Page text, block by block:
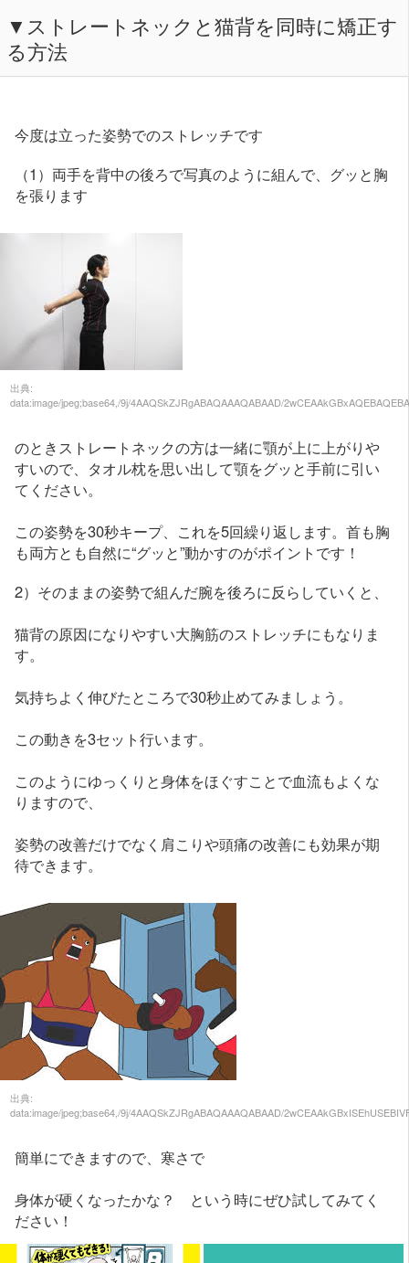
▼ストレートネックと猫背を同時に矯正す
る方法
今度は立った姿勢でのストレッチです
（1）両手を背中の後ろで写真のように組んで、グッと胸
を張ります
出典:
data:image/jpeg;base64,/9j/4AAQSkZJRgABAQAAAQABAAD/
のときストレートネックの方は一緒に顎が上に上がりや
すいので、タオル枕を思い出して顎をグッと手前に引い
てください。
この姿勢を30秒キープ、これを5回繰り返します。首も胸
も両方とも自然に“グッと”動かすのがポイントです！
2）そのままの姿勢で組んだ腕を後ろに反らしていくと、
猫背の原因になりやすい大胸筋のストレッチにもなりま
す。
気持ちよく伸びたところで30秒止めてみましょう。
この動きを3セット行います。
このようにゆっくりと身体をほぐすことで血流もよくな
りますので、
姿勢の改善だけでなく肩こりや頭痛の改善にも効果が期
待できます。
出典: data:image/jpeg;base64,/9j/4AAQSkZJRgABAQAAAQABAAD/2wCEAAkGBxISEhUSEBIVFRUVFxcWFhYVFxgVFxcVGBUWFhUVFRYYHSggHxolGxgXIT0iJSkrLi4uFx81ODMsNygtLisBCgoKDg0OGxAQGy0lHyUtLS0tLy0tLS0tLS0tLS0tLS0tLS0tLS0tLS0tLS0tLS0tLS0tLS0tLS0tLS0tLS0tLf/AABEIAMIBAwMBEQACEQEDEQH/xAAcAAABBAMBAAAAAAAAAAAAAAAAAwQFBgECBwj/xABJEAABAwEEBQYMAwYEBwEBAAABAAIDEQQSITEFBkFRYRMicYGRoQcjMjNCUnJzsbLB0WKSsxQkU4LC4aKk0vA0Q3SDk8PxZBX/xAAaAQEAAgMBAAAAAAAAAAAAAAAAAgQBAwUG/8QAMBEAAgEDAwIFAwUAAgMAAAAAAAECAwQREiExMkEFE1FhcSIzgRQjQpHwodFSweH/2gAMAwEAAhEDEQA/AO4oAQBVAQmk9bbDZ6iW0x3hm1p5R/5GVPcsZBVtJeFaFtRZ7PJIdheRE3+p3aAsakZwVbSPhGt8tQx7IRs5NlXU4ukvdwCw5GcFattulmNZ5ZJTn4x7ngdAJoOpRyzOBusAEAIAQAgBACAEAIAQAgBACAEAIAQAgBZBb9Gn9yFP4T+68F0qf2vwc2p938kpEagHgPgtyNJshgEBVtcbXVzIhsF93Satb3Xj1hc6/qbKB1PDqe7mVxco64IAQHZdI+FKyMwgjlmO+nJs6y/ndjSulqRy8FX0j4TrbJhE2KEcAZHj+Z1G/wCFR1GcFW0hpi0z+ftEsnBzjd/IKN7ljLM4GLRTAYLAMrABACAEAIAQAgBACAEAIAQDiwWJ0z7jCAbrnc6tDQtFKjLys8cltpU9bwjXVqaFlmtrskkRpKwt3HNp6HDDqzWJ0pR5MwqRlwIrWTBACAFkAsAGAuN1oLjuaC49gUlFy4MOSXJJWfQVof6AYN7zTuFT20W6NrNmiVzBe5YNGRFtmLCalvLNqMMnvCuwWIYKk3meR/ZjzG+y34BTXBrlyKLJEEMnP9MPJtEpcKG+RTgKBv8AhAPWuFeNuq8noLJJUVgZqsWgQAgF1eOaCwAQAgBACAEAIAQGHOAzNOlZBryzfWHaEwDYEHEYoDKwAQAgBATGqg/eD7t3zxq3adTKt30oslh50fOxqX1rjUX3YGquR3W5Tk8PYjrdq5G7GI8mdwxZ+XZ1ELVO3jLjY2wuJR2e5X7boyWLy2c31285vXtHWAqc6EolynWjI0s9gmk8iJxG8i6O11AepYjRnLhGZVYR7kpZ9WJD5x7W8GgvPaaAd63xtH/JmiV0uyJODV+zsFXAvptkOH5RRvct8aNNGiVepLgW/wD6dnjF1hB/DE28P8IujrIU9UVwQ0SfI2l004+RHTi939La/FY1+xJU/V/0L6IcXQG9SpdNWgoMZH5Cp3rMN4kZrEh3YDWKM/gZ8oUo9KIy6mLrJEEBTtb4wJ2kDF0YrxIc4A9lB1LleIpakzseGN6WiEXOOmCAEAurpzQQAgBACAEAIAQCc8waKnqG9ZSyBvZrK6ar31DBuFSeDQoVKyh9K5N1Gg6m74Njowki4ySm0vLW4dFKqP6jT1NE/wBNl/SmaWqxyQGrTVu/6OCnSrRqbdzXWt5Un7C1mtQfhkd32U3Fo0p5F1EyCAEBM6pDx7vdn52K3adTKt30osejfNN6/mKuQ4Kc+pjlSIGUMkVa9MXXOYyMuLTQlzg1taA4Uqdu5RcycYZ3bGUukZnemGD8DRXtdXuAUMyfJsUIoaPZexeS873kup0XsupMEsmyGAWQTGgfMkfjk+Yn6rMOP7NdTqHOi/MRe7j+QLMOlEJ9THKkRBAVHXIeNZ7H9RXL8R5idfwziRArmnUBACAXV05oIAQAgBACAFkGskgaCTsWOTOO4ho+yGZxe/yRhTfw6FCvW8tYXJvtqHmPVLgslis198cTaNvvZG2uDQXODR1YqhCLqSw+50ZyVOGccCALw57JI3sLHFtHtLCQCQHXTvpx6VOtS8t4IUKvmLODMjA4EEVBwK1RbTyjdJJrDK3a9GvjJIxa3EO4V+K6dOvGaXqzk1beUG32HkD7zQTtCk9jSjdYAICa1PxlcRlyZx2HntrQq5aLdlW76UWLRnmmdH1VuPBTn1McqRAEMlZtXnZfb/patS7lhcITQAgBACAmNX/Nu9474NP1UocM11OUONEeYi92z5Qsw6URn1MdKRAEBUtcvOx+wfmK5fiPMTr+GfyIBc06gIAQC6unNBACAEAIAQAgE7YwuEcTc3m+ejJteFMepaoySk5vhbFlweiNNcvf8ExBCGNDW5Af7Koyk5PLOlCKjHCFGhpID3sY1xDS95oxoJpVx3KVKm5y2MyajFuXBNWzVm1AcqwC0sdjysDuWDtxw5xwpvW+pbT55NNKvQksRePkioWNvObIbpuyXbwfQS3DyfKBnOu3qVAx6qqFKMYz/cM3KqaMwIzSDS2B4c4OIFLwBaHY0BAOPakNPnfTxk1z1Kg9fJNat6gWy0QxyARxxvaHNc9+Ja4VBDWA79tF0HHLOVkuGjvBREKG0Wl7+EbRG3oJN49hCzpGSz6O1LsENCyzRuIydJWVwO8GStOpZwYyQ+uwAtEAAoBFJgPbj+ys2/LK1zwir6K8zH7I+CtR4Ks+pjpZIAgKxavOy+2flatXcsrhGiAEAIAQEvq6ea/3n/rjKlDua6nK+BzokeIi9ho7lmHSiM+pjpSIAgKlrl52P2D8y5fiPMTreGfyIBc06oIAQC6unNBACAEAIAQAgHGihevvOJrcB3NaBQBU7j6cRXHJ0rX6k5vn/bD9Vi2V/TtrvOuA4Nz6f7D4rp29PTHJz76p9SprtyN9F6Uns7r1mlfE78DiAT+JuR6wVY4OelnYt1qtsszuUndfkcG3nUAqQ0DADAZbFyq8tUzvxhogof7JFadceRcBmSAOmtfopWy/cyV7t/tfOx6E0HGxtnhbG5r2NjY1rmkFrg1obUEbMF08nI4HyAEBR9dj+9R+5PfIPsrFv3K1zwisaK8zF7DflCtR4RVn1MdLJAEMlYtPnZfbPwC1d2WFwjRACAEAICV1dyk94P041KHc11ew80Z5pnRTsJWYcEZ9THKkQBAV7WrR0kl2RgDgxpBHpZ1qN+WWfSqN5QlUSa7F+xuIU21LuVMFchprk7aknujKwZBALq6c0EAIAJQDqwaOnn8xDJLxYxzm9bgLo6yspNjJN2HUm0P87JZ4Bt5SZhcP5WEjtIUlExkm7LqboyP/AIvSkbiM2skiiHXUud2EJhLkLL4K3bYIGTztshrBylYzzjUGNl7F2JF69jt6FQumnPY6lpFqG6Eiq6eGW08PI/fbopWhlrssU4aA1rx4mYACgAlZmANhBVyF12ZWq2lOo8rZ/wBkXa9A2MES2aaUUIPITMBdn6MrDdIHEArdKtFx2NNGylGonLDQquY3kvt5YytjC+SJjReNb10ZkijWAcS4061Yo7Rb/BUrtOST4W56B0Ho8WeCOEY3GgE73Zud1uJPWujFYSRypS1NsfqRgEBRtdf+KZ7kd8jvsrFv3K1z2KzonzEXu2fKFajwipLljpZIggKxafOy+2fgFq7ssrhfBogBACAEBKavf832mn/A0fRSh3IVOw90b5tvS4dj3BZhwQnyOVIgIWy2xxAGVwaDgMySc8AMSoymobyZOFOU3iKyRsWsMMjzGLwDhRrnCgc44XaHEdefZXRG7pyelMsO0qQipNEF+ytkY0nA3W84Z5DPesTpRnHDJwqypvYi5GFpLTmP9gjguPVpOnLSzsUqqqRyjVazaLq6c0EAIBzoqUNmjeWco2ORj3NwANxwddJOGzj0KLqRhuzZCjOpskWjTWtFqtPNc/k4/wCFFVrafid5Tu4cFVqXMpcF6lZwjvLcghC0ZNb2BV9TLOlLsItwloPUr3j7La96X5Cxn/f7sOVpJAgBACA1kkDRVxAWVFvgw2lyWvwdw2F0hltD2ttDXtELXvLDdDa1DTQOq5x3+SDguhbwSjvzk5d1OTnwdZBVoqGUAICia6H97HCBnfJL9lZt+JFW57Fb0V5iL3bPkCsx4KsuWOlkiCArFp85L7Z+AWruyyuF8GiAEAIAQEnq+cZf5Pg77LMOWQqcIfaN83/PJ+q9SjwQnz/vQ00ppJkDLzsScGtGbj9uKjVqxpxyydGjKrLTEo1ttj5n35DU5AbGj1WjcuHWrSqvLO/RoRpRwhBaTcOIbY9tADUDYd3A5/FW6d5OOz3KdSzhLdbC7y2alOa8bDjUbab1abhcr3Kq120svdGRos+v/h/uo/oY+rJfrpeg24DE7hmtDaSyyai5bIcxWInyzTgM+s/btVapcdol6nZ95/0Lixx+oD04/FaHWm+5ZVCmv4izQBgMBuWttvk2YS7GUMggGzvPD2PqVuX2n8kP5f73HK0kwQAgBAJzsq128gjuUoSxJEZLKNbMQ6NtRUEUIOOWClUWmbMRw4j2x26eEUgnliAyax5DR0MNW9ylG4qR4ZqlbU5dv6L9qFrbJLJ+zWt99zgTFIQ1pcQKujcGgC9QXgQMQHbhW7Qr69nyUbi38vDXBfQrBVKFrqf3s/8ATx/qTqzb8Mq3HMSA0aPExe7Z8oVmPBVlyOFkiCArFp85L7bvotXdllcI0QAgBACAkdAHny9EZ75FKHLIVOELftghgfI4E3ZJRQbSZngDhic1FzUIOTMxpupUUV3wUy2Wp8ry+Q1J7ANjW8Fw6tZ1Zamd6hRjSjhCK1G4EAIAWYtxexGUVJYY7ZpF4FKA8TmelXo30kuCk7GLfJtoSUOZlzhg47TuKo3SalvwX7NxcNuSRVYtggBACAEA1kPjm+z/AKz9Fvj9p/JB9X+9x0tBMEAIAQAiMDbR3kAbvrQ/Vbrjr/oxEcrSSMse5pDmOuvaQ5jtzmmrT0V2bRUKUJaZJkKkFOLTO1asadjtkAlZQOFGyMrjHJTnNPDaDtBBXXjJSWUcSUXF4ZVtdj+9v4WeP57QrdvwynccxIWwjxUfsM+UKzHhFWXIsskQQFYtHnJPeOWruyyuEaIAQAgBAP8AQPnJPYj+aRShyRqcIR0y6lkk4zOH+YJVe42oSNtr9+JVFxDvggBACAEALGEBPQEtJLvrA9ox+6tXccwz6FazliePUsS5x1AQAgBACAayDxoPQD2SfcKxH7LCg8OS4yv/AGOlXAIAQAgBANdH5O6R8APorFflfBhbY+EOlXMggF9H22WzyCazvuSAUrSrXNzuSN9JveNhC20q0oP2NFahGot+Sc0jrG21SOke3knmBjC0mrS5pmLrjto5wwNDwXZtK8JJ77nDu7epBptbIXso5jPZb8oV9cI50uWKLJEEBWJ/OSe8d8VqXcsrhGiAw5wAqSAN5wR7bsylkZP0rGMiXdA+9FqdaKLELSrJcC1ntrHmgJB3HA9WxShVjPgjWtqlLrRL6C86/wBhvc533W2PJVnwGkbI+WzyMjFXCVzgK0rSUuIFdq1VoOdNxRsozVOqpPjYp72kEgggjAgihB4grhyhKDxJHfhOM1mJqXBYSb4QckuWPbNoqeTyInU3uFwdrqdysRtKsuxXneUo9zU2B9CcKgkUBqeaSDTDgtjsp42e5BXsdWMDVUmsPBcTysghka6G88zr+Uq7cfbZStfuotC5R2AQAgBAayvugk//AHcApRi5PA9huWENJ9Lyj7Qxp0YAdS6CgsaTr/ptFq4d8Z+WOWmoqNuK5px08rJlDIIAQAgGtiwrxoR0EuorNwniL9iUoOKjnukOlWIggBABFcDj0pnHAe/JIaM0lc5kh5nouOJbwcfV47NuGXZs77P0T5OHfeH4/cp8d0Ty6pxQQFYmBMkgGZlcBsxLqCp3V2rS3jLLUVnBa9O6iywQCSFzp3tBMrA0AnDOFuZp6pJJ2Y4HQq3qjf5PocutE7pDV/U3YP78VonUcmdm2s4U1l7sTWouY7A15FCMxiOkKSeGaqkdVJp+hdNCHxp4x/Bw+66cOTys+PySlh9P3j/jVSia5dvgLbo6KWnKsDiMjiCOF4UNOCxOnCXUsmYVZw6WZsthii83G1vEAVPSc1mMIx4RiVSUuWOVIgVOmL/eSfqOWpFoitJWa6bwydnwd/f49K515Q/mvydCzr/wf4Ga550RLQlGuL3VwFBQE4n+3xVu4i5R0op20owlqkTX7c3c78qp/p5l79VTMG3N9Vx6h9Sitp+xh3dMsmqmrM1vjfIx7Imtfc59XEuDWuPNbQUo4Y16lujaZ5ZqlfY6UMNM6PfZZ3WeUtLgA4FtS1wcKilQDXPDhtWmrRcH7FijXVRcEa43ncGntd/b49C229PC1M61hQ1S8yXC4N1YOua2XAXfVNB0Zt7sOpUa8cSyedq0/Lm4e+3wLLSawQAgG8zrxuDIeX/o+/DpVqhT/kyxa0HWnv0rn/r/ALMnBzT0tPQcu8DtW2tHMC54jT+mMl2ePw//ALgXVA5YIAQAgBASuiLexjCyRwbdPNr6pxoOg1HRRd2yuouklN8bHnb+0mquYRbTNbbrVZo3XSXuNMbrcBw5xGP3Vp14dil+mn32K+/TkLnPPOAc5xoW7Ca40qo+bHc3+VIv3g/8IJe4Wa1nM0hlJqaDJkp30yd27zVck3sX5W0o01JkP4Uv2QSeIYwSyOa9z24VF2QPcaYEOJjodpjedtTGRYsnNvOdihuKgdCT2FLPFec1u8ivRt7qqVNZlgr3k1Tov+i3aGPj/wDtv7nx/ddJdR5mfSS1jzk94flafqprua5Lj4HKyRBDAIZKtIOfJ7yT53LUix6fBHaWtzGNLTznEeT9TuWurJJYZtpxec+hWjKTtKpeXH0LnmS9SYjYGigUcmDZYAIDs3gkjpYK+vLIewhn9K2x4Isp/hLha/SD65iOLI4+ka/73Knc1HCXtg6Nmk4v5K02z0FLzqdX2Wh3EvY6kbirGOmMtvwZ5D8Tu3+yx58zDuK3/m/+P+jV9lB2npwJ7SFnz5d8EZzlPqefnBj9ncMpD11P1WPNi+Yo1hycgyeD0inwCaqb7GMMx438PUMeqposrys8syks78f8g1waKXXDqr1kiqtKpB8M69K8oQiorKS9UD3BwIaQTmBXaMRh0qWMo3VZU69KSi0x3AwvaXMaXNa2+4gVDWYC87cMf90KoeXLLwuDgOpFYy+TVayYIAQAgE7RMGNLjsFfsFKEdUkiE5qEdRUZHlxLjmTUrsRWlYXY4cm5PLMwtqUb2N1vDVMkI3lpBaS0jEFpIIOwgjEFajsuKaw+AkkJJc4kk4kuJJJ3knElDCSitjQb1kJNvLJPRtlBF5wBrlUVw39f0VOvV3xFkNKnyth0bU+znlIwCLrmivoXi014jm5cdytW15LGl9ihX8PjKeU8J8kPaJnPJc8lxJqSd/RkMgpyk5PLLtO2pU1hJD3QulHwvbQm4SA5uyhNKgbCM+pbaVWUZFW+tITpuSWGjoK6Z5kwsAoundKcnJIxmL77sdjamvaqtSenKLtOGpJlYe8kkuNScSSq3O5ZLTo7weaRmjbKyABrxVt97WOpsJa7EVz6CEAyWkmCAEB3PwaRXdGwceUd+aV7h3ELauCLOX+Fed0elHOb/CiqN4ocCtyt41qbT5M06rpyyiJslvZJkaH1Tn1b1x61rUov6lt6nXpXMKnD3HSrm8EAIAQAgBAYewHMA9KypNcDG+TpXgq0S1lmllujx8hzxqxguUNdl7lD1rq0c6Ms41y06jwQ+t2pT4S6WyNL4czG2pdHvuj0mcBiOIyr1rfvEsW91haZlOBriFROjkEAIBjpoeJd/L8wW+2+4itdfaZWV1DkDiybepQkX7Jcv4HFeBUS/qzwmFN6GcZ5HlisZfi7yfm4DhxVerVUdlyRf1bLj/cEwAqOfUmYc0EUORwKynjcNZ2ZAzxXXFu74ZhdKEtSyYhwKaPhvyxs9Z7R1Vqe4FbqazJI0Xc9FGT9jpRXVPIlX1p1k5KsMB8Z6TvU4D8XwVerWxsizRo5+plGY1znAAFznGgAq5znE4ADMklVC6dj8HvgyEd206QaHSCjo4Di1m50mxz+GQ4nIDqSA8yrSTBACyDv+pUd3R9kH/54ieksDj8VsXBA434XZg7ScgHoRxMPTdvf1BX7bo/JCRTVvaT5MJtCwtsg/wCY7tr8VTqW1uupG6Ner2kzcaSl/iHu+yh+ktWS/VVvU3bpSUekD0gI/D6EuCSvKy7izNMvGbWntC1S8Kh/GRsjfyXKQ5j0030mkdGP2VafhdVdLyb438Hyh1Fb43ZPHXh8VTnbVYdUSzC4py4Y9slmfM9kUOL5CGt24n0jwAq48AVCnTcpYM1asYRyd10bYmwRRwx+TG1rG9AFKnic11ksHEbyOaLIKxrBqTZ7QS9niZTUlzALridr2ZHHaKHitNSjGfPJvpXE6fHBzDTOjZLNI+OShDHNaXtPNq5jXtqDiMHAdO1ValpOMdS3Rcp3tOUtD2YzVQuiNsgvsczKo78wp056ZpmurDXBxKk9pBIIoRgQuunlZRxGmnhm0Ul0o1k20arpyyL/ALUNxUdLLzvo44ZJaKZHJiTV3qn402qrcSnHZcE6VZVluyWaCM6U7D9lSeCwsmywZBAQFofec47yezIdy6cI4iiMOCf1NsV57piMGVa32jmeoYfzK9aw31M4/i1xxSXyyT1r0ubPFSPy34A+qDXndOBp0Hct9WppWEcqhT1vL4KJonRc9qlENnYZJHY0GwbXPccA3ifiqRfO76h6gQ2ACSSktpIxkpzWVzbEDl7WZ4DBAXRACA8yrSTBAaymjSdwPwWQeiW2iOy2QPlIayGJt4nYGsA7dlFsIHDvCBq7aYJBapue200eXjEMlcLzoSdw2HaBwV23qLGkhJFSVoiJyKjcv6sE4mqrkgWcsGQ4qSqyXcYFGlX6MnKOWa5Iythg654ENCtuTWxzRfLuRjccwwAOfTpcQP5FQuGtWEbI5wdVWgyCAwUByzXPGa3D2R/lofurVLoZUrfcQ2fo+E5xR/kb9lu8qD7I0KrNcSYjJoiE5Mu+yS3urTuWqVrRlzE3QvK0N1JkRpHVBkhvNlc07SWh1d2VFCNpGO0Xt7k5XspvMluQI1eaHODpCbrnNwAFbriK5ncsKiS87PYcRaFhGYLuk/ain5USLqSHLbDEMo2flCloj6Edb9RK2tuMLmEgilMSRiQMjgq1a3paW9Jbtq9VzUdTIx9reSHXqECmGXGoVKNKKWMHc8t5y2aPne7ynE9eHYMFJQiuES0LuONF6OfO+4zADynbGj77gt9Ok5srXd3GhH37I6BZLM2NgYwUa0UH1J4nNdOMVFYR5ec3OWp9yw6F1as9sskrbS28JJa1BuuZyQusuuGXpn/uHeqVZ/Wy7RS0Ismr2rtmsTDHZYgwE1calz3He55xPwGxajcSqAEBiqA8zLSTME7Nu4YnsCPYyk3wKCzvd6FB+Igfc9y1OvBdzfG2qPsWrWHWOe2ECW62Nhq2JlaXvWeSecRjTAAVyritFW5c1hFujaxg8t5LnqPb4rZZDYbU1rzG27cd6cIpybhxbg2oxBaDhUK5Qq6o7clC4pOE/YqWs/gnmjvPsDuVZUnknkNkaNzXnmu66HpK6ELjG0is4nObfYZIXXZo3xuypI0sPVezUpU4VHlMxlobli1u3n2M6jBaVqdKa5RnJiijhmRVq6NJYgka3yZK2GD0hqBo/kNH2aOlCYw93tyeMd3uK5c3mTZtRYVEAgMFAcr1vxmt3ttH+XgCt0uhlOt9wyVYKxhDAICrSeXJ7yT9Ry1Is9kYQAgErTDfaW7/AIjEd6xKOpYNlOeiakuzIZ9hkBpcJ6CKfFUnQmjuR8QotZbHFh0S58jGvN0OdTChd5LnYbNnepxt3n6ivW8T2flrf1LjoyysidIyMUaLh
簡単にできますので、寒さで
身体が硬くなったかな？ という時にぜひ試してみてく
ださい！